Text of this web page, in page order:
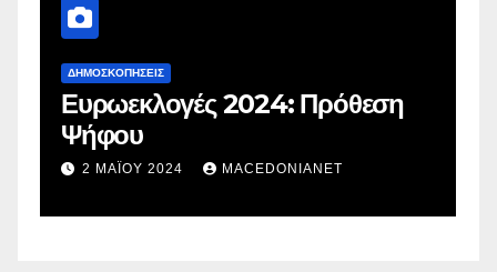
ΔΗΜΟΣΚΟΠΉΣΕΙΣ
Ευρωεκλογές 2024: Πρόθεση
Ψήφου
2 ΜΑΪ́ΟΥ 2024 MACEDONIANET